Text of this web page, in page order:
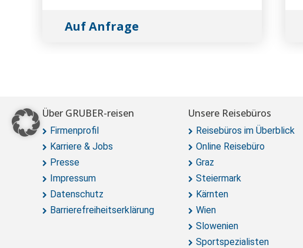
Auf Anfrage
Über GRUBER-reisen
Firmenprofil
Karriere & Jobs
Presse
Impressum
Datenschutz
Barrierefreiheitserklärung
Unsere Reisebüros
Reisebüros im Überblick
Online Reisebüro
Graz
Steiermark
Kärnten
Wien
Slowenien
Sportspezialisten